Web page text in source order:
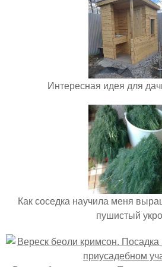
Интересная идея для
Как соседка научила меня
пушистый